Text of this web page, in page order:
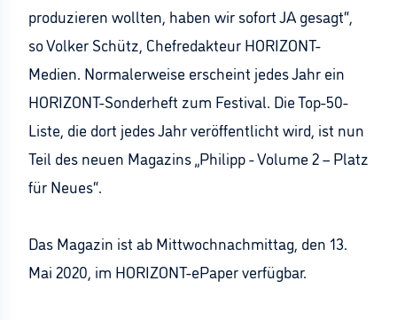
produzieren wollten, haben wir sofort JA gesagt“,
so Volker Schütz, Chefredakteur HORIZONT-
Medien. Normalerweise erscheint jedes Jahr ein
HORIZONT-Sonderheft zum Festival. Die Top-50-
Liste, die dort jedes Jahr veröffentlicht wird, ist nun
Teil des neuen Magazins „Philipp - Volume 2 – Platz
für Neues“.
Das Magazin ist ab Mittwochnachmittag, den 13.
Mai 2020, im HORIZONT-ePaper verfügbar.